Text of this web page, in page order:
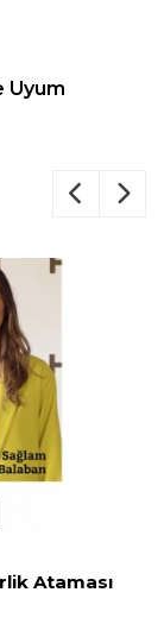
Uyum
Ataması